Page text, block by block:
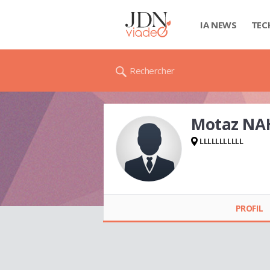
IA NEWS
Rechercher
Motaz
LLLLLLLLLLL
PROFIL